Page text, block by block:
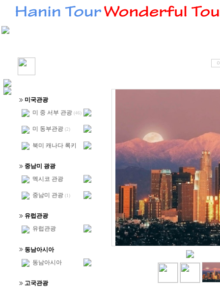
미국관광
미 중 서부 관광 (46)
미 동부관광 (2)
북미 캐나다 록키
중남미 광광
멕시코 관광
중남미 관광 (1)
유럽관광
유럽관광
동남아시아
동남아시아
고국관광